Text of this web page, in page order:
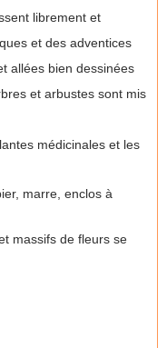
librement et
et des adventices
allées bien dessinées
et arbustes sont mis
médicinales et les
marre, enclos à
massifs de fleurs se